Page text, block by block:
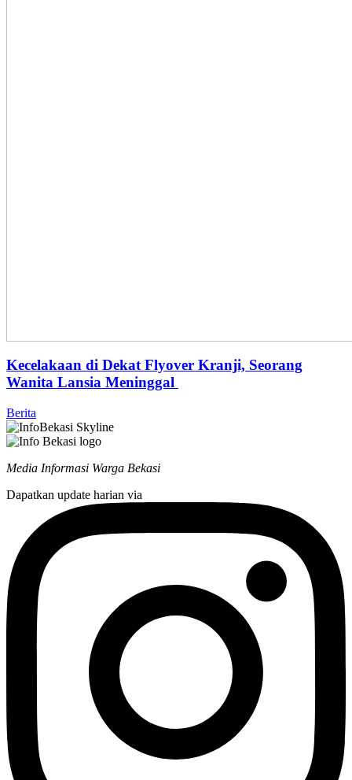
Kecelakaan di Dekat Flyover Kranji, Seorang
Wanita Lansia Meninggal
Berita
Media Informasi Warga Bekasi
Dapatkan update harian via